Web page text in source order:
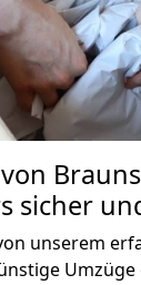
sicher
unserem
Umzüge